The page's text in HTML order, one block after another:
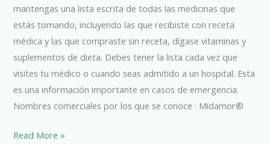
mantengas una lista escrita de todas las medicinas que
estás tomando, incluyendo las que recibiste con receta
médica y las que compraste sin receta, dígase vitaminas y
suplementos de dieta. Debes tener la lista cada vez que
visites tu médico o cuando seas admitido a un hospital. Esta
es una información importante en casos de emergencia.
Nombres comerciales por los que se conoce · Midamor®
Read More »